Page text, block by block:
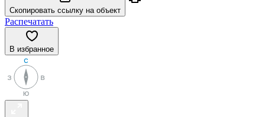
Скопировать ссылку на объект
Распечатать
В избранное